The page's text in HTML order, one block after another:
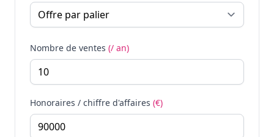
Nombre de ventes (/ an)
Honoraires / chiffre d'affaires (€)